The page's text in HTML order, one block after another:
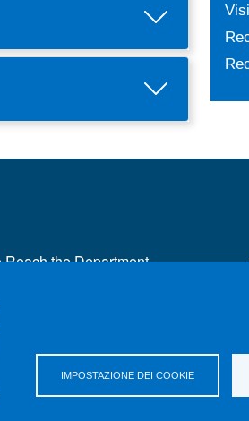
IMPOSTAZIONE DEI COOKIE
Reach the Department
are
statement
and cookie policy